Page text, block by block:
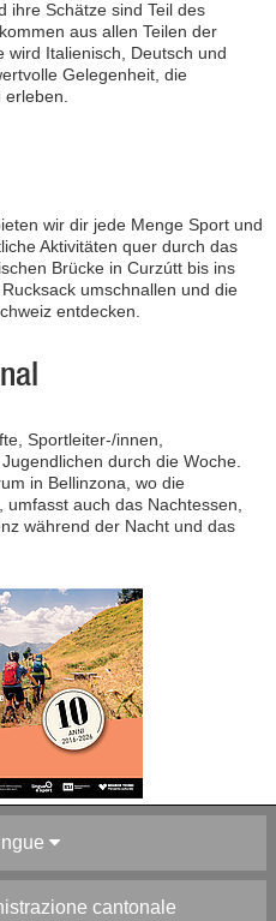
ihre Schätze sind Teil des
aus allen Teilen der
wird Italienisch, Deutsch und
Gelegenheit, die
wir dir jede Menge Sport und
Aktivitäten quer durch das
Brücke in Curzútt bis ins
umschnallen und die
entdecken.
Sportleiter-/innen,
durch die Woche.
in Bellinzona, wo die
auch das Nachtessen,
während der Nacht und das
cantonale